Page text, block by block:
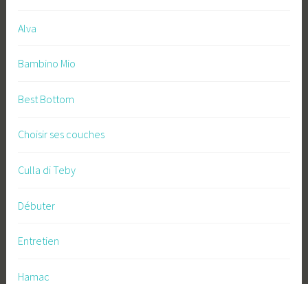
Alva
Bambino Mio
Best Bottom
Choisir ses couches
Culla di Teby
Débuter
Entretien
Hamac